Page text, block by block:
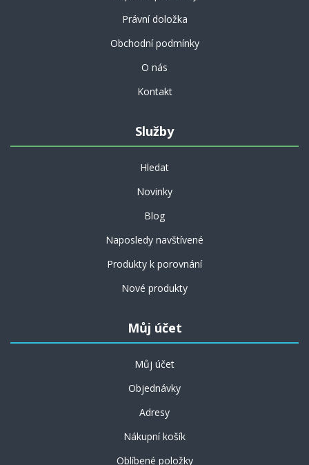
Právní doložka
Obchodní podmínky
O nás
Kontakt
Služby
Hledat
Novinky
Blog
Naposledy navštívené
Produkty k porovnání
Nové produkty
Můj účet
Můj účet
Objednávky
Adresy
Nákupní košík
Oblíbené položky